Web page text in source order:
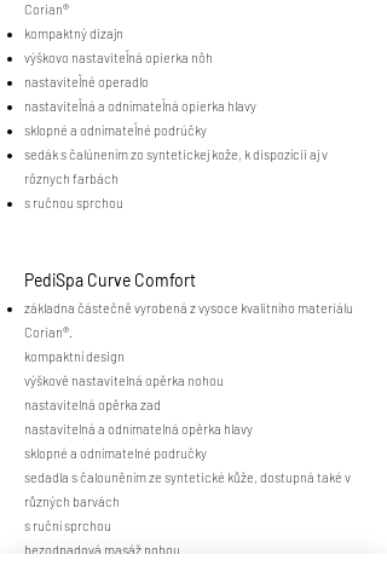
Corian®
kompaktný dizajn
výškovo nastaviteľná opierka nôh
nastaviteľné operadlo
nastaviteľná a odnímateľná opierka hlavy
sklopné a odnímateľné podrúčky
sedák s čalúnením zo syntetickej kože, k dispozícii aj v
rôznych farbách
s ručnou sprchou
základna částečně vyrobená z vysoce kvalitního materiálu
Corian®.
kompaktní design
výškově nastavitelná opěrka nohou
nastavitelná opěrka zad
nastavitelná a odnímatelná opěrka hlavy
sklopné a odnímatelné područky
sedadla s čalouněním ze syntetické kůže, dostupná také v
různých barvách
s ruční sprchou
bezodpadová masáž nohou
PediSpa Curve Comfort